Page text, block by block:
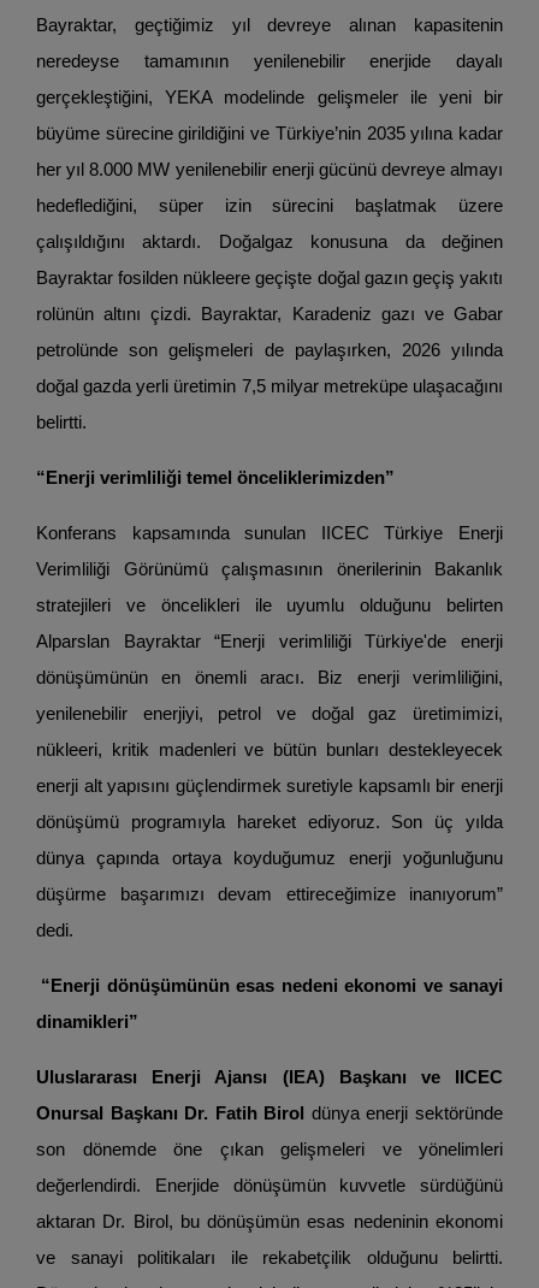
Bayraktar, geçtiğimiz yıl devreye alınan kapasitenin
neredeyse tamamının yenilenebilir enerjide dayalı
gerçekleştiğini, YEKA modelinde gelişmeler ile yeni bir
büyüme sürecine girildiğini ve Türkiye’nin 2035 yılına kadar
her yıl 8.000 MW yenilenebilir enerji gücünü devreye almayı
hedeflediğini, süper izin sürecini başlatmak üzere
çalışıldığını aktardı. Doğalgaz konusuna da değinen
Bayraktar fosilden nükleere geçişte doğal gazın geçiş yakıtı
rolünün altını çizdi. Bayraktar, Karadeniz gazı ve Gabar
petrolünde son gelişmeleri de paylaşırken, 2026 yılında
doğal gazda yerli üretimin 7,5 milyar metreküpe ulaşacağını
belirtti.
“Enerji verimliliği temel önceliklerimizden”
Konferans kapsamında sunulan IICEC Türkiye Enerji
Verimliliği Görünümü çalışmasının önerilerinin Bakanlık
stratejileri ve öncelikleri ile uyumlu olduğunu belirten
Alparslan Bayraktar “Enerji verimliliği Türkiye'de enerji
dönüşümünün en önemli aracı. Biz enerji verimliliğini,
yenilenebilir enerjiyi, petrol ve doğal gaz üretimimizi,
nükleeri, kritik madenleri ve bütün bunları destekleyecek
enerji alt yapısını güçlendirmek suretiyle kapsamlı bir enerji
dönüşümü programıyla hareket ediyoruz. Son üç yılda
dünya çapında ortaya koyduğumuz enerji yoğunluğunu
düşürme başarımızı devam ettireceğimize inanıyorum”
dedi.
“Enerji dönüşümünün esas nedeni ekonomi ve sanayi
dinamikleri”
Uluslararası Enerji Ajansı (IEA) Başkanı ve IICEC
Onursal Başkanı Dr. Fatih Birol
dünya enerji sektöründe
son dönemde öne çıkan gelişmeleri ve yönelimleri
değerlendirdi. Enerjide dönüşümün kuvvetle sürdüğünü
aktaran Dr. Birol, bu dönüşümün esas nedeninin ekonomi
ve sanayi politikaları ile rekabetçilik olduğunu belirtti.